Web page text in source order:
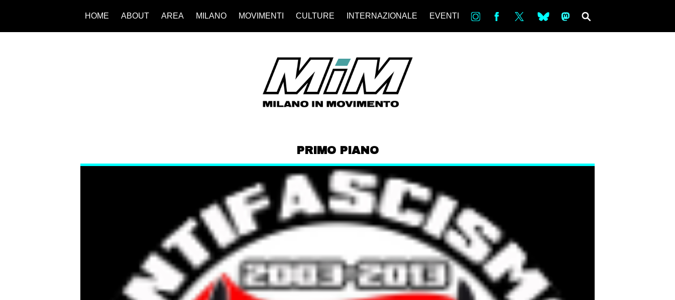
HOME ABOUT AREA MILANO MOVIMENTI CULTURE INTERNAZIONALE EVENTI in bsky ms
PRIMO PIANO